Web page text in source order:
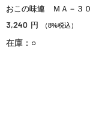
おこの味連 ＭＡ－３０
3,240 円 （8%税込）
在庫：○